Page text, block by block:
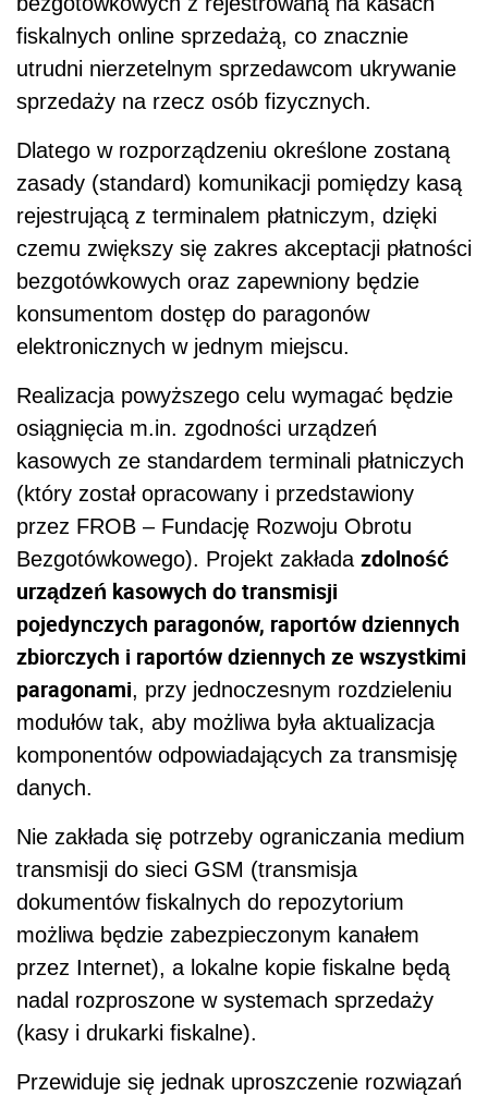
fiskalnych online sprzedażą, co znacznie
utrudni nierzetelnym sprzedawcom ukrywanie
sprzedaży na rzecz osób fizycznych.
Dlatego w rozporządzeniu określone zostaną
zasady (standard) komunikacji pomiędzy kasą
rejestrującą z terminalem płatniczym, dzięki
czemu zwiększy się zakres akceptacji płatności
bezgotówkowych oraz zapewniony będzie
konsumentom dostęp do paragonów
elektronicznych w jednym miejscu.
Realizacja powyższego celu wymagać będzie
osiągnięcia m.in. zgodności urządzeń
kasowych ze standardem terminali płatniczych
(który został opracowany i przedstawiony
przez FROB – Fundację Rozwoju Obrotu
Bezgotówkowego). Projekt zakłada zdolność
urządzeń kasowych do transmisji
pojedynczych paragonów, raportów dziennych
zbiorczych i raportów dziennych ze wszystkimi
paragonami, przy jednoczesnym rozdzieleniu
modułów tak, aby możliwa była aktualizacja
komponentów odpowiadających za transmisję
danych.
Nie zakłada się potrzeby ograniczania medium
transmisji do sieci GSM (transmisja
dokumentów fiskalnych do repozytorium
możliwa będzie zabezpieczonym kanałem
przez Internet), a lokalne kopie fiskalne będą
nadal rozproszone w systemach sprzedaży
(kasy i drukarki fiskalne).
Przewiduje się jednak uproszczenie rozwiązań